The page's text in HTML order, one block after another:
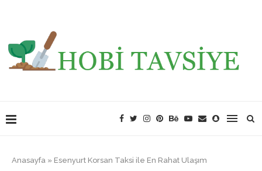
Anasayfa » Esenyurt Korsan Taksi ile En Rahat Ulaşım